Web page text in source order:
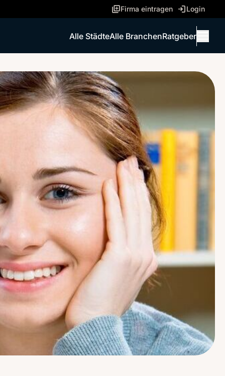
Firma eintragen Login
Alle StädteAlle BranchenRatgeber
ANRUFEN NACHRICHT